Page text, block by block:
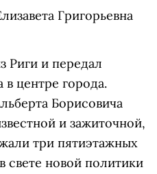
Григорьевна
Риги и передал
центре города.
Борисовича
и зажиточной,
три пятиэтажных
свете новой политики